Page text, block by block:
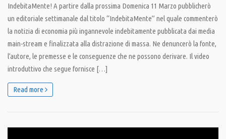
IndebitaMente! A partire dalla prossima Domenica 11 Marzo pubblicherò
un editoriale settimanale dal titolo “IndebitaMente” nel quale commenterò
la notizia di economia più ingannevole indebitamente pubblicata dai media
main-stream e finalizzata alla distrazione di massa. Ne denuncerò la fonte,
l’autore, le premesse e le conseguenze che ne possono derivare. Il video
introduttivo che segue fornisce […]
Read more